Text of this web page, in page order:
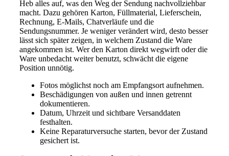
Heb alles auf, was den Weg der Sendung nachvollziehbar
macht. Dazu gehören Karton, Füllmaterial, Lieferschein,
Rechnung, E-Mails, Chatverläufe und die
Sendungsnummer. Je weniger verändert wird, desto besser
lässt sich später zeigen, in welchem Zustand die Ware
angekommen ist. Wer den Karton direkt wegwirft oder die
Ware unbedacht weiter benutzt, schwächt die eigene
Position unnötig.
Fotos möglichst noch am Empfangsort aufnehmen.
Beschädigungen von außen und innen getrennt
dokumentieren.
Datum, Uhrzeit und sichtbare Versanddaten
festhalten.
Keine Reparaturversuche starten, bevor der Zustand
gesichert ist.